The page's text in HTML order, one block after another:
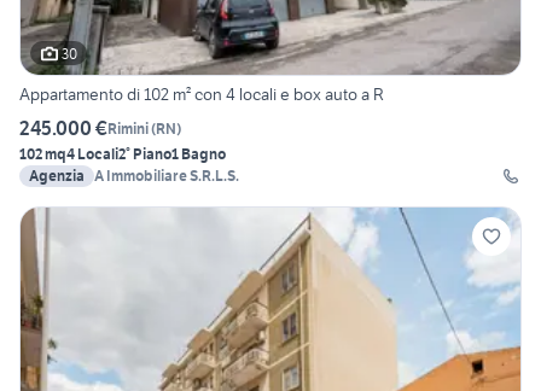
30
Appartamento di 102 m² con 4 locali e box auto a R
245.000 €Rimini(RN)
102 mq4 Locali2° Piano1 Bagno
Agenzia A Immobiliare S.R.L.S.